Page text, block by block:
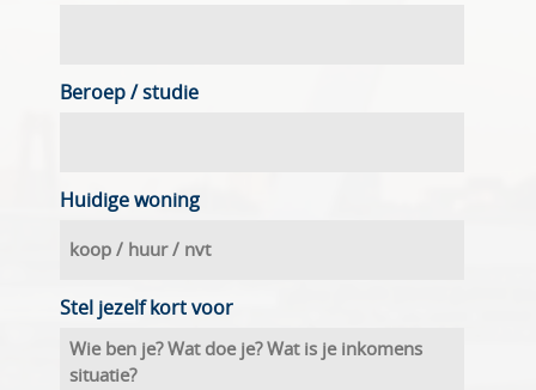
Beroep / studie
Huidige woning
Stel jezelf kort voor